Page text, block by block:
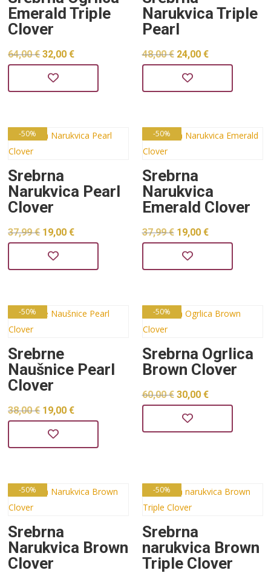
Emerald Triple
Clover
64,00€ Izvorna
cijena
bila
64,00 €.
32,00€
je:
Narukvica Triple
Pearl
48,00€ Izvorna
cijena
bila
48,00 €.
24,00 €
je:
-50%
Srebrna
Narukvica Pearl
Clover
37,99€ Izvorna
cijena
bila
37,99 €.
19,00€
je:
-50%
Srebrna
Narukvica
Emerald Clover
37,99€ Izvorna
cijena
bila
37,99 €.
19,00 €
je:
-50%
Srebrne
Naušnice Pearl
Clover
38,00€ Izvorna
cijena
bila
38,00 €.
19,00€
je:
-50%
Srebrna Ogrlica
Brown Clover
60,00€ Izvorna
cijena
bila
30,00 €
je:
-50%
Srebrna
Narukvica Brown
Clover
-50%
Srebrna
narukvica Brown
Triple Clover